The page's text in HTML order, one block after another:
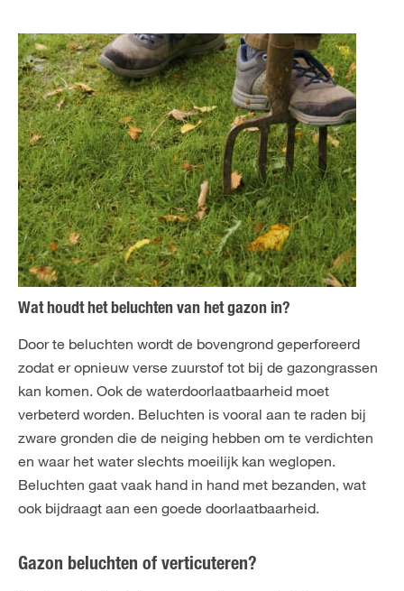
Wat houdt het beluchten van het gazon in?
Door te beluchten wordt de bovengrond geperforeerd
zodat er opnieuw verse zuurstof tot bij de gazongrassen
kan komen. Ook de waterdoorlaatbaarheid moet
verbeterd worden. Beluchten is vooral aan te raden bij
zware gronden die de neiging hebben om te verdichten
en waar het water slechts moeilijk kan weglopen.
Beluchten gaat vaak hand in hand met bezanden, wat
ook bijdraagt aan een goede doorlaatbaarheid.
Gazon beluchten of verticuteren?